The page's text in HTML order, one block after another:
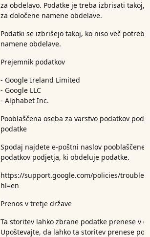
za obdelavo. Podatke je treba izbrisati takoj,
za določene namene obdelave.
Podatki se izbrišejo takoj, ko niso več
namene obdelave.
Prejemnik podatkov
- Google Ireland Limited
- Google LLC
- Alphabet Inc.
Pooblaščena oseba za varstvo podatkov
podatke
Spodaj najdete e-poštni naslov pooblaščene
podatkov podjetja, ki obdeluje podatke.
https://support.google.com/policies/
hl=en
Prenos v tretje države
Ta storitev lahko zbrane podatke prenese v
Upoštevajte, da lahko ta storitev prenese